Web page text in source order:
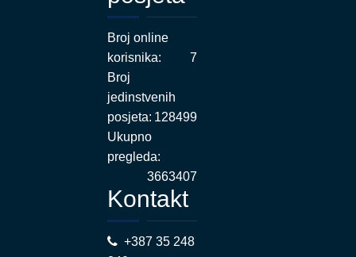
Broj online
korisnika:
7
Broj
jedinstvenih
posjeta: 128499
Ukupno
pregleda:
3663407
Kontakt
+387 35 248